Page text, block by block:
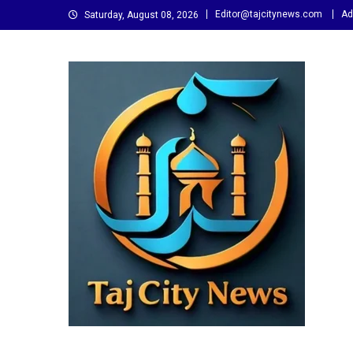
to
Saturday, August 08, 2026 Editor@tajcitynews.com